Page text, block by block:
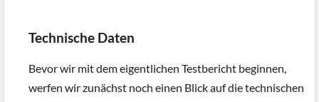
Technische Daten
Bevor wir mit dem eigentlichen Testbericht beginnen,
werfen wir zunächst noch einen Blick auf die technischen